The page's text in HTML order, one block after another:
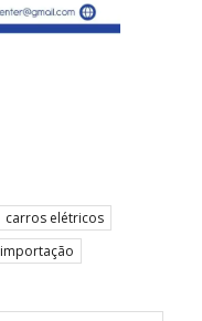
carros elétricos
importação